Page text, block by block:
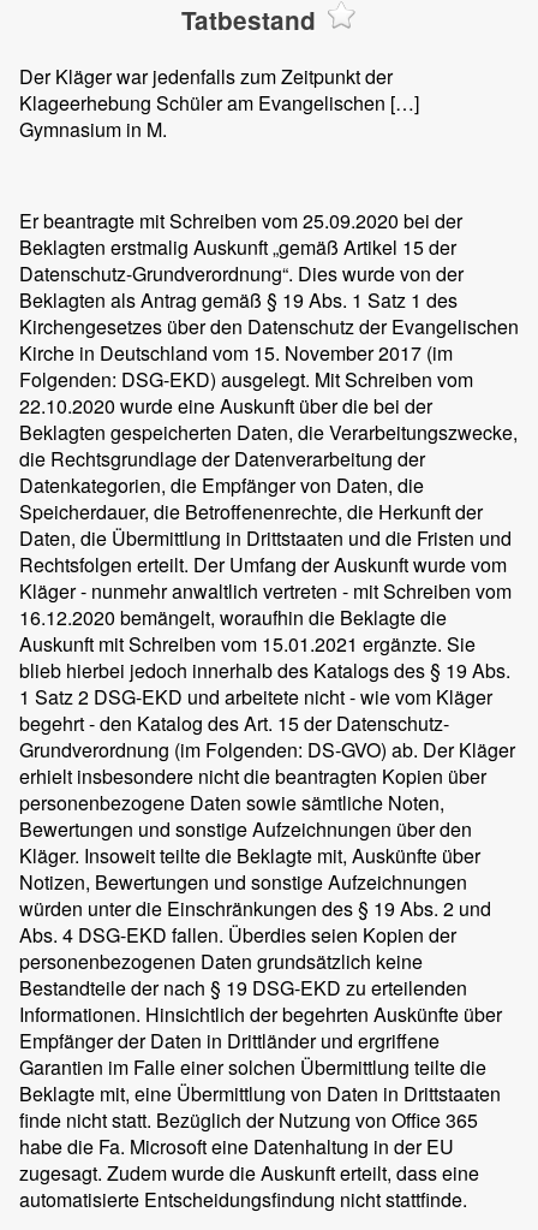
Tatbestand
Der Kläger war jedenfalls zum Zeitpunkt der
Klageerhebung Schüler am Evangelischen […]
Gymnasium in M.
Er beantragte mit Schreiben vom 25.09.2020 bei der
Beklagten erstmalig Auskunft „gemäß Artikel 15 der
Datenschutz-Grundverordnung“. Dies wurde von der
Beklagten als Antrag gemäß § 19 Abs. 1 Satz 1 des
Kirchengesetzes über den Datenschutz der Evangelischen
Kirche in Deutschland vom 15. November 2017 (im
Folgenden: DSG-EKD) ausgelegt. Mit Schreiben vom
22.10.2020 wurde eine Auskunft über die bei der
Beklagten gespeicherten Daten, die Verarbeitungszwecke,
die Rechtsgrundlage der Datenverarbeitung der
Datenkategorien, die Empfänger von Daten, die
Speicherdauer, die Betroffenenrechte, die Herkunft der
Daten, die Übermittlung in Drittstaaten und die Fristen und
Rechtsfolgen erteilt. Der Umfang der Auskunft wurde vom
Kläger - nunmehr anwaltlich vertreten - mit Schreiben vom
16.12.2020 bemängelt, woraufhin die Beklagte die
Auskunft mit Schreiben vom 15.01.2021 ergänzte. Sie
blieb hierbei jedoch innerhalb des Katalogs des § 19 Abs.
1 Satz 2 DSG-EKD und arbeitete nicht - wie vom Kläger
begehrt - den Katalog des Art. 15 der Datenschutz-
Grundverordnung (im Folgenden: DS-GVO) ab. Der Kläger
erhielt insbesondere nicht die beantragten Kopien über
personenbezogene Daten sowie sämtliche Noten,
Bewertungen und sonstige Aufzeichnungen über den
Kläger. Insoweit teilte die Beklagte mit, Auskünfte über
Notizen, Bewertungen und sonstige Aufzeichnungen
würden unter die Einschränkungen des § 19 Abs. 2 und
Abs. 4 DSG-EKD fallen. Überdies seien Kopien der
personenbezogenen Daten grundsätzlich keine
Bestandteile der nach § 19 DSG-EKD zu erteilenden
Informationen. Hinsichtlich der begehrten Auskünfte über
Empfänger der Daten in Drittländer und ergriffene
Garantien im Falle einer solchen Übermittlung teilte die
Beklagte mit, eine Übermittlung von Daten in Drittstaaten
finde nicht statt. Bezüglich der Nutzung von Office 365
habe die Fa. Microsoft eine Datenhaltung in der EU
zugesagt. Zudem wurde die Auskunft erteilt, dass eine
automatisierte Entscheidungsfindung nicht stattfinde.